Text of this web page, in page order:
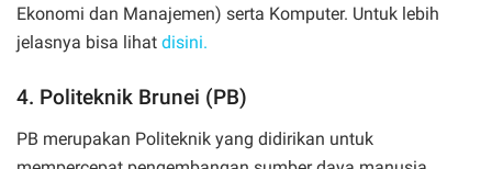
Ekonomi dan Manajemen) serta Komputer. Untuk lebih
jelasnya bisa lihat disini.
4. Politeknik Brunei (PB)
PB merupakan Politeknik yang didirikan untuk